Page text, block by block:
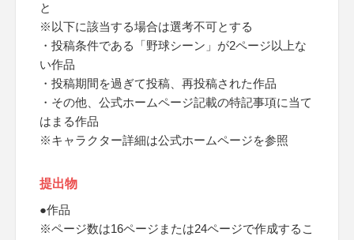
と
※以下に該当する場合は選考不可とする
・投稿条件である「野球シーン」が2ページ以上な
い作品
・投稿期間を過ぎて投稿、再投稿された作品
・その他、公式ホームページ記載の特記事項に当て
はまる作品
※キャラクター詳細は公式ホームページを参照
提出物
●作品
※ページ数は16ページまたは24ページで作成するこ